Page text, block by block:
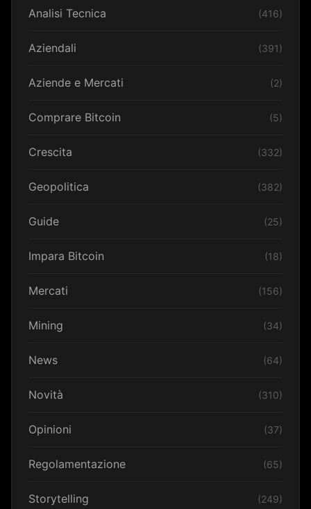
Analisi Tecnica (416)
Aziendali (391)
Aziende e Mercati (2)
Comprare Bitcoin (5)
Crescita (332)
Geopolitica (382)
Guide (25)
Impara Bitcoin (18)
Mercati (156)
Mining (34)
News (64)
Novità (310)
Opinioni (37)
Regolamentazione (65)
Storytelling (249)